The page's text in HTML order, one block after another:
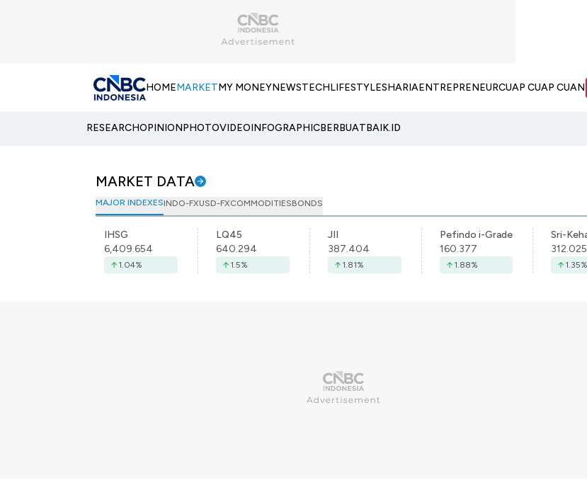
HOMEMARKETMY MONEYNEWSTECHLIFESTYLESHARIAENTREPRENEURCUAP CUAP CUAN
RESEARCHOPINIONPHOTOVIDEOINFOGRAPHICBERBUATBAIK.ID
MARKET DATA
MAJOR INDEXESINDO-FXUSD-FXCOMMODITIESBONDS
IHSG
6,409.654
1.04%
LQ45
640.294
1.5%
JII
387.404
1.81%
Pefindo i-Grade
160.377
1.88%
Sri-
312.025
1.35%